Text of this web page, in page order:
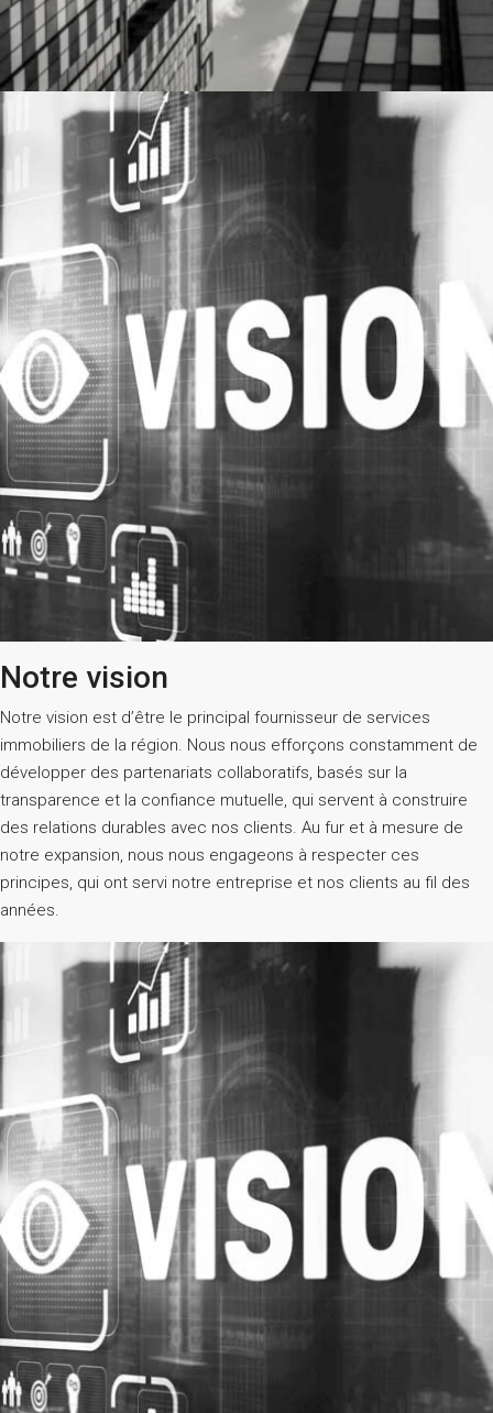
Notre vision
Notre vision est d’être le principal fournisseur de services
immobiliers de la région. Nous nous efforçons constamment de
développer des partenariats collaboratifs, basés sur la
transparence et la confiance mutuelle, qui servent à construire
des relations durables avec nos clients. Au fur et à mesure de
notre expansion, nous nous engageons à respecter ces
principes, qui ont servi notre entreprise et nos clients au fil des
années.